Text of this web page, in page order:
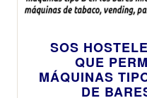
SOS
QUE
MÁQUINAS
DE